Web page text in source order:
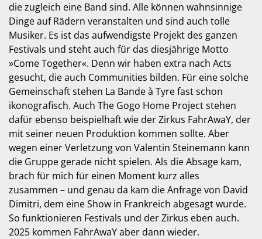
die zugleich eine Band sind. Alle können wahnsinnige
Dinge auf Rädern veranstalten und sind auch tolle
Musiker. Es ist das aufwendigste Projekt des ganzen
Festivals und steht auch für das diesjährige Motto
»Come Together«. Denn wir haben extra nach Acts
gesucht, die auch Communities bilden. Für eine solche
Gemeinschaft stehen La Bande à Tyre fast schon
ikonografisch. Auch The Gogo Home Project stehen
dafür ebenso beispielhaft wie der Zirkus FahrAwaY, der
mit seiner neuen Produktion kommen sollte. Aber
wegen einer Verletzung von Valentin Steinemann kann
die Gruppe gerade nicht spielen. Als die Absage kam,
brach für mich für einen Moment kurz alles
zusammen – und genau da kam die Anfrage von David
Dimitri, dem eine Show in Frankreich abgesagt wurde.
So funktionieren Festivals und der Zirkus eben auch.
2025 kommen FahrAwaY aber dann wieder.